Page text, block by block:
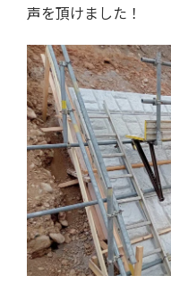
声を頂けました！